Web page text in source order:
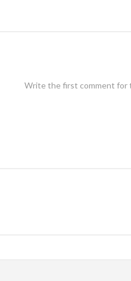
Write the first comment for